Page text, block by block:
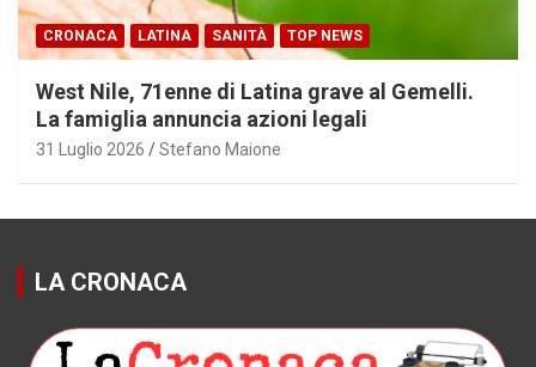
CRONACA LATINA SANITÀ TOP NEWS
West Nile, 71enne di Latina grave al Gemelli.
La famiglia annuncia azioni legali
31 Luglio 2026 Stefano Maione
LA CRONACA